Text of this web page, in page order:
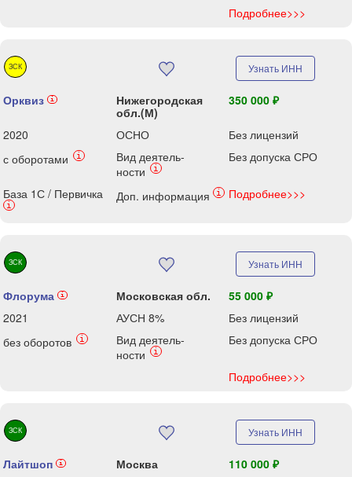
Подробнее>>>
ЗСК Узнать ИНН
Орквиз i
Нижегородская
обл.(М)
350 000 ₽
2020 ОСНО
Без лицензий
с оборотами
i
Вид деятель-
ности
i
Без допуска СРО
База 1С / Первичка
i
Доп. информация i Подробнее>>>
ЗСК Узнать ИНН
Флорума i Московская обл.
55 000 ₽
2021
АУСН 8%
Без лицензий
без оборотов
i
Вид деятель-
ности
i
Без допуска СРО
Подробнее>>>
ЗСК Узнать ИНН
Лайтшоп i Москва
110 000 ₽